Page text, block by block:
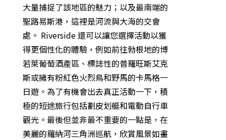
大量捕捉了該地區的魅力；以及最南端的
聖路易斯港，這裡是河流與大海的交會
處。 Riverside 還可以讓您選擇活動以獲
得更個性化的體驗，例如前往勃根地的博
若萊葡萄酒產區、標誌性的普羅旺斯艾克
斯或擁有粉紅色火烈鳥和野馬的卡馬格一
日遊。為了有機會出去真正活動一下，積
極的短途旅行包括劃皮划艇和電動自行車
觀光。最後但並非最不重要的一點是，在
美麗的羅納河三角洲巡航，欣賞風景如畫